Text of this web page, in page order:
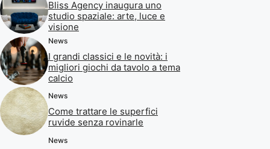
Bliss Agency inaugura uno
studio spaziale: arte, luce e
visione
News
I grandi classici e le novità: i
migliori giochi da tavolo a tema
calcio
News
Come trattare le superfici
ruvide senza rovinarle
News